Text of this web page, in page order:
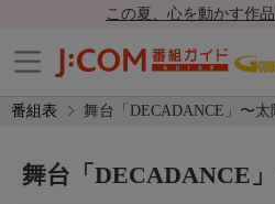
この夏、心を動かす作
番組表 舞台「DECADANCE」〜太
舞台「DECADANCE